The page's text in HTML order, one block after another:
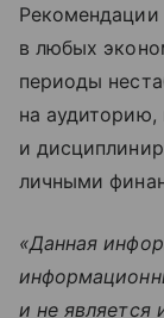
в любых
периоды
на аудиторию,
и
личными
«Данная
и не является